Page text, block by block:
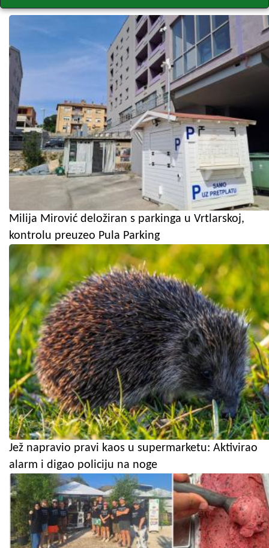
Milija Mirović deložiran s parkinga u Vrtlarskoj,
kontrolu preuzeo Pula Parking
Jež napravio pravi kaos u supermarketu: Aktivirao
alarm i digao policiju na noge